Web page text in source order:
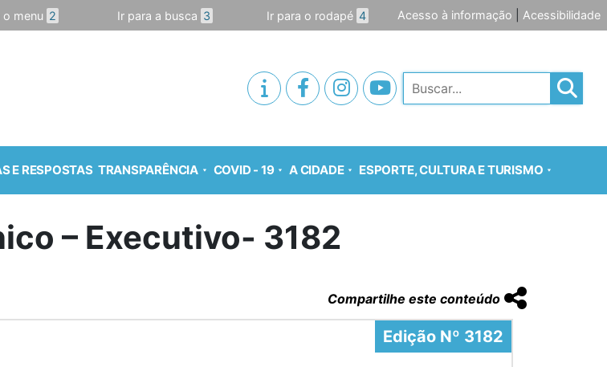
o menu 2 Ir para a busca 3 Ir para o rodapé 4 Acesso à informação Acessibilidade
Pesquisar
E RESPOSTAS TRANSPARÊNCIA COVID - 19 A CIDADE ESPORTE, CULTURA E TURISMO
– Executivo- 3182
Compartilhe este conteúdo
Edição Nº 3182